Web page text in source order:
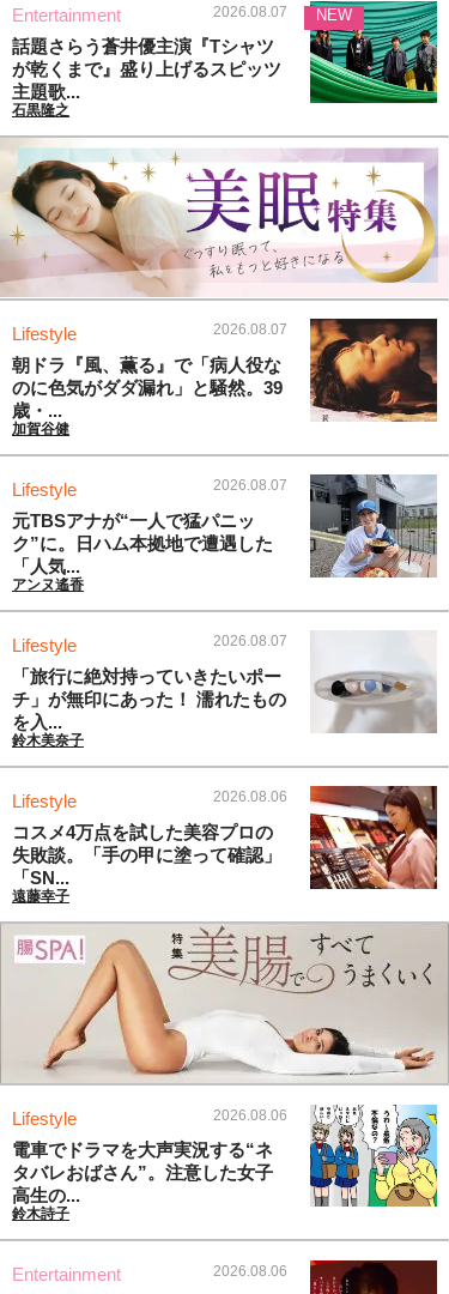
Entertainment 2026.08.07
話題さらう蒼井優主演『Tシャツ
が乾くまで』盛り上げるスピッツ
主題歌...
石黒隆之
NEW
Lifestyle 2026.08.07
朝ドラ『風、薫る』で「病人役な
のに色気がダダ漏れ」と騒然。39
歳・...
加賀谷健
Lifestyle 2026.08.07
元TBSアナが“一人で猛パニッ
ク”に。日ハム本拠地で遭遇した
「人気...
アンヌ遙香
Lifestyle 2026.08.07
「旅行に絶対持っていきたいポー
チ」が無印にあった！ 濡れたもの
を入...
鈴木美奈子
Lifestyle 2026.08.06
コスメ4万点を試した美容プロの
失敗談。「手の甲に塗って確認」
「SN...
遠藤幸子
Lifestyle 2026.08.06
電車でドラマを大声実況する“ネ
タバレおばさん”。注意した女子
高生の...
鈴木詩子
Entertainment 2026.08.06